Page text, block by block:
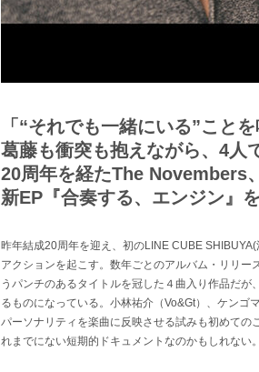
「“それでも一緒にいる”ことを
葛藤も衝突も抱えながら、4人
20周年を経たThe Novembers、
新EP『合奏する、エンジン』
昨年結成20周年を迎え、初のLINE CUBE
アクションを起こす。数年ごとのアルバム・リリ
うパンチのあるタイトルを冠した４曲入り作品だ
るものになっている。小林祐介（Vo&Gt）、ケンゴ
パーソナリティを楽曲に反映させる試みも初めての
れまでにない短期的ドキュメントなのかもしれない